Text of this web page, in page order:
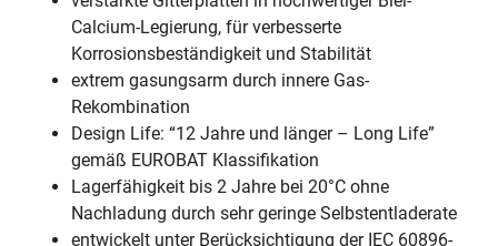
Calcium-Legierung, für verbesserte
Korrosionsbeständigkeit und Stabilität
extrem gasungsarm durch innere Gas-
Rekombination
Design Life: “12 Jahre und länger – Long Life”
gemäß EUROBAT Klassifikation
Lagerfähigkeit bis 2 Jahre bei 20°C ohne
Nachladung durch sehr geringe Selbstentladerate
entwickelt unter Berücksichtigung der IEC 60896-